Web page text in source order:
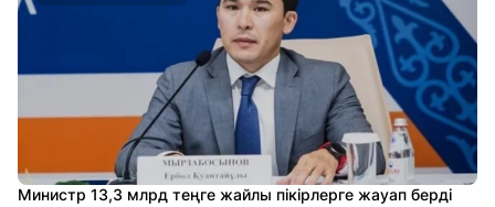
Министр 13,3 млрд теңге жайлы пікірлерге жауап берді